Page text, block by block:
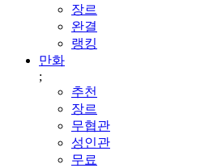
장르
완결
랭킹
만화
;
추천
장르
무협관
성인관
무료